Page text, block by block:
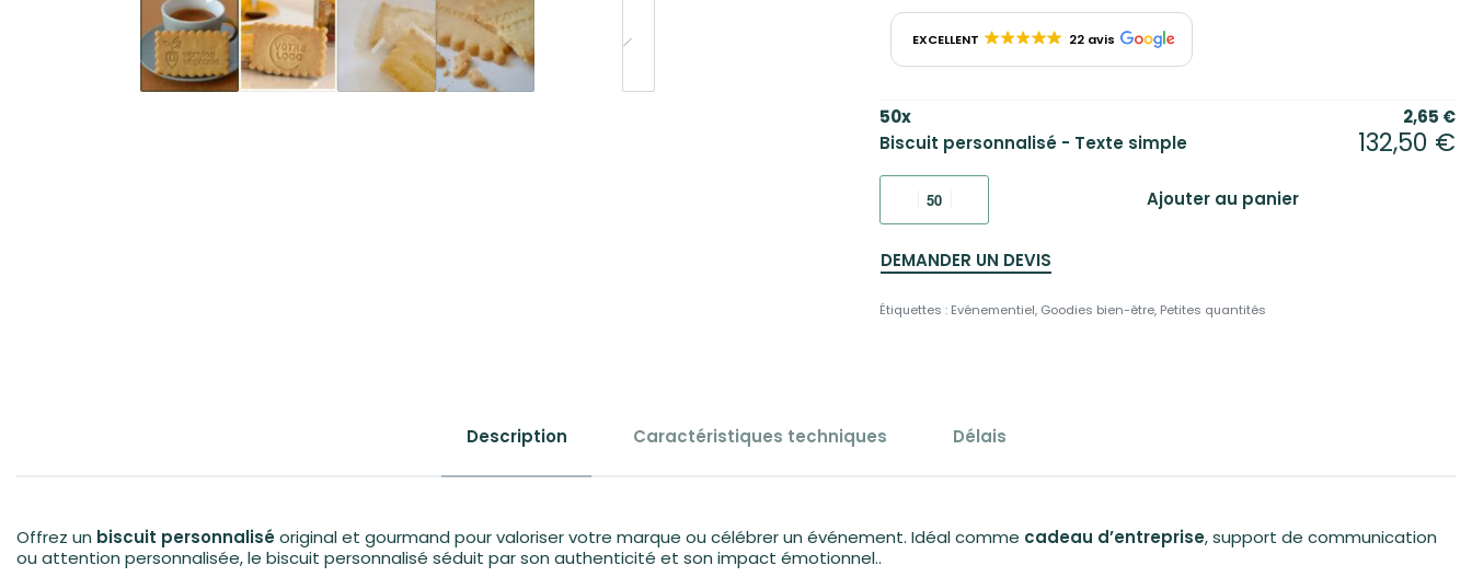
EXCELLENT 22 avis
50x 2,65 €
Biscuit personnalisé - Texte simple
132,50 €
Ajouter au panier
DEMANDER UN DEVIS
Étiquettes : Evénementiel, Goodies bien-être, Petites quantités
Description Caractéristiques techniques Délais
Offrez un biscuit personnaliséoriginal et gourmand pour valoriser votre marque ou célébrer un événement. Idéal comme cadeau d’entreprise, support de communication
ou attention personnalisée, le biscuit personnalisé séduit par son authenticité et son impact émotionnel..